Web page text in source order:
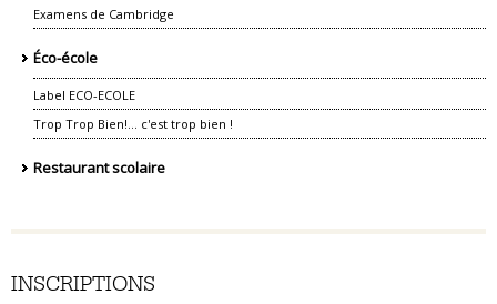
Examens de Cambridge
Éco-école
Label ECO-ECOLE
Trop Trop Bien!... c'est trop bien !
Restaurant scolaire
INSCRIPTIONS